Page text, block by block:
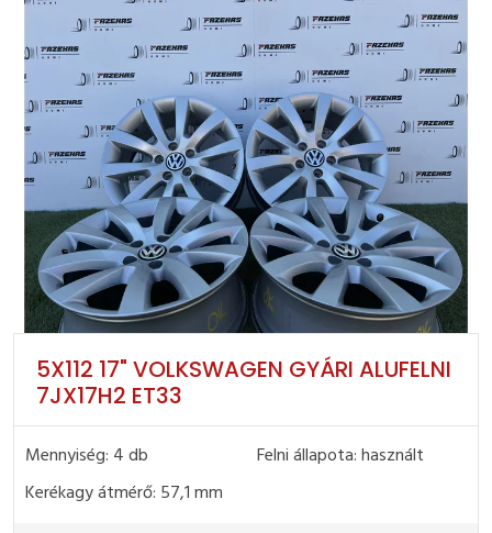
5X112 17" VOLKSWAGEN GYÁRI ALUFELNI
7JX17H2 ET33
Mennyiség: 4 db
Felni állapota: használt
Kerékagy átmérő: 57,1 mm